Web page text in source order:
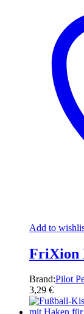
Add to
FriXion
Brand:Pilot
3,29 €